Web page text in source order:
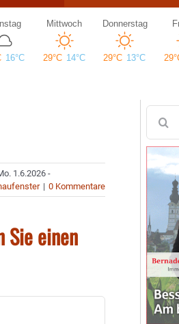
1.6.2026 -
| 0 Kommentare
Sie einen
nach: